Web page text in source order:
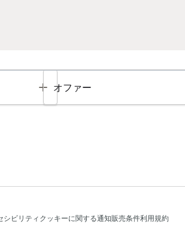
Toggle
オファー
シビリティ クッキーに関する通知販売条件利用規約